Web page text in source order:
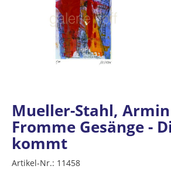
Mueller-Stahl,
Fromme Gesänge -
kommt
Artikel-Nr.: 11458